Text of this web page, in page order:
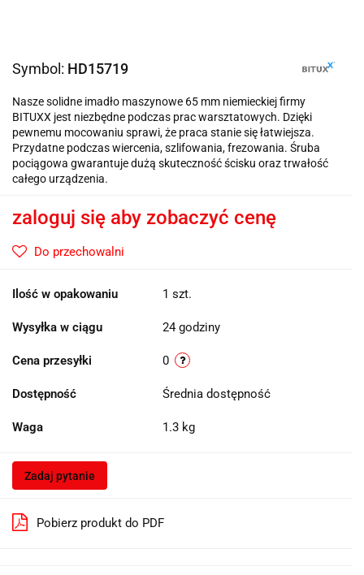
Symbol: HD15719
Nasze solidne imadło maszynowe 65 mm niemieckiej firmy
BITUXX jest niezbędne podczas prac warsztatowych. Dzięki
pewnemu mocowaniu sprawi, że praca stanie się łatwiejsza.
Przydatne podczas wiercenia, szlifowania, frezowania. Śruba
pociągowa gwarantuje dużą skuteczność ścisku oraz trwałość
całego urządzenia.
zaloguj się aby zobaczyć cenę
Do przechowalni
Ilość w opakowaniu 1 szt.
Wysyłka w ciągu 24 godziny
Cena przesyłki 0
Dostępność Średnia dostępność
Waga 1.3 kg
Zadaj pytanie
Pobierz produkt do PDF